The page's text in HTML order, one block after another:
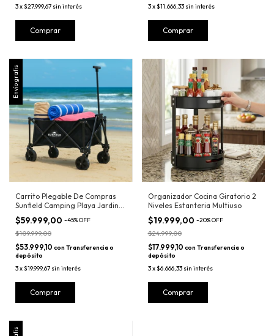
3x$27.999,67 sin interés
3x$11.666,33 sin interés
Envío gratis
Carrito Plegable De Compras
Sunfield Camping Playa Jardin
Pileta
$59.999,00 -45%OFF
$109.999,00
$53.999,10 con Transferencia o
depósito
3x$19.999,67 sin interés
Organizador Cocina Giratorio 2
Niveles Estanteria Multiuso
$19.999,00 -20%OFF
$24.999,00
$17.999,10 con Transferencia o
depósito
3x$6.666,33 sin interés